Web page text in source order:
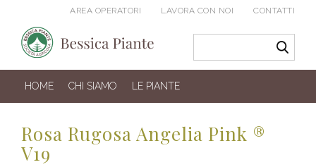
AREA OPERATORI LAVORA CON NOI CONTATTI
HOME CHI SIAMO LE PIANTE
Rosa Rugosa Angelia Pink ®
V19